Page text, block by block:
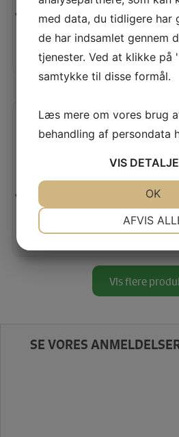
LÆS MERE
Vores pris:
TEXI WALKER – PIPING – 1/4”
Vores pris:
Vis flere
SE VORES
med data, du tidligere har
de har indsamlet gennem
tjenester. Ved at klikke på
samtykke til disse formål.
Læs mere om vores brug
behandling af persondata
VIS
AFVIS
OK